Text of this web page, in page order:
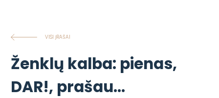
VISI ĮRAŠAI
Ženklų kalba: pienas,
DAR!, prašau…